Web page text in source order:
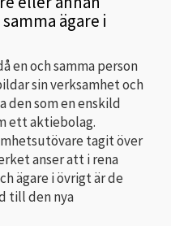
ägare i
en och samma person
sin verksamhet och
den som en enskild
ett aktiebolag.
tagit över
anser att i rena
ägare i övrigt är de
till den nya